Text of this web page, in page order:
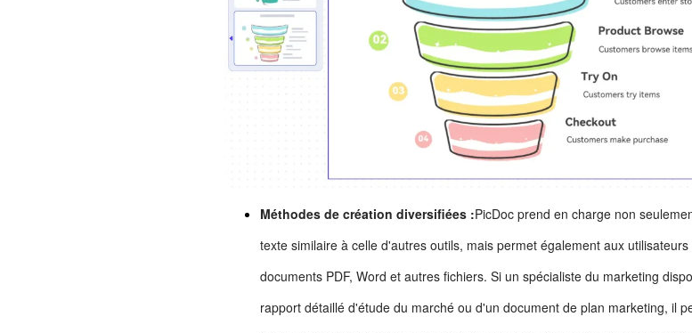
Méthodes de création diversifiées :PicDoc prend en charge non
texte similaire à celle d'autres outils, mais permet également aux
documents PDF, Word et autres fichiers. Si un spécialiste du marketing
rapport détaillé d'étude du marché ou d'un document de plan marketing, il